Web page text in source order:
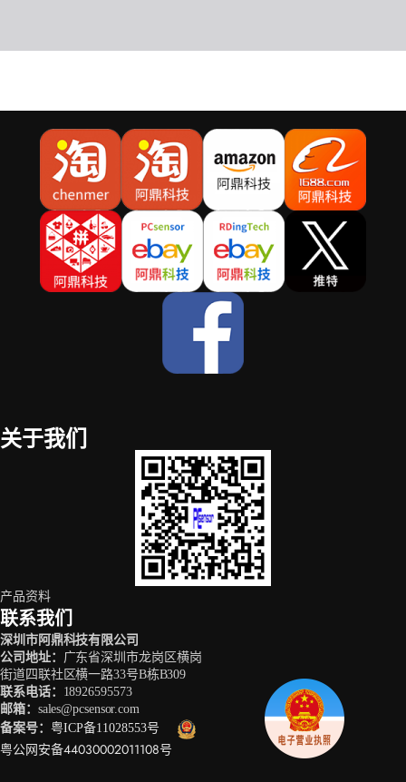
关于我们
产品资料
联系我们
深圳市阿鼎科技有限公司
公司地址：
广东省深圳市龙岗区横岗
街道四联社区横一路33号B栋B309
联系电话： 18926595573
邮箱： sales@pcsensor.com
备案号： 粤ICP备11028553号
粤公网安备44030002011108号